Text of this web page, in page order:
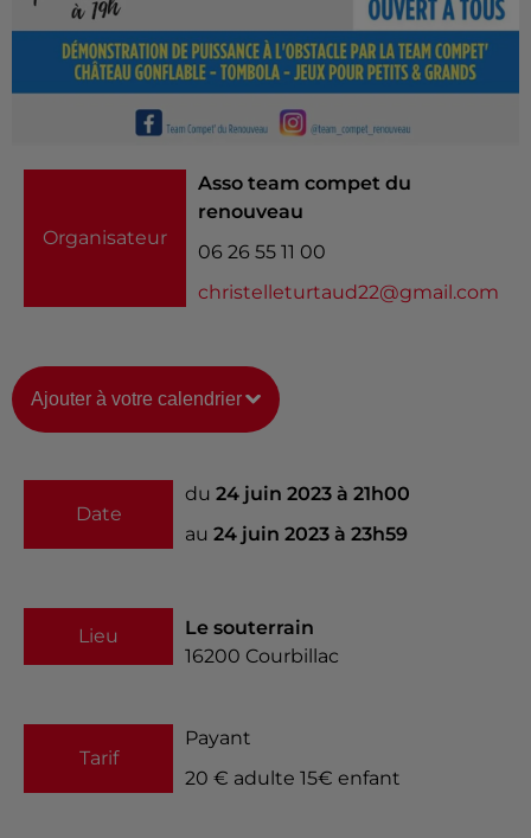
Organisateur
Asso team compet du
renouveau
06 26 55 11 00
christelleturtaud22@gmail.com
Ajouter à votre calendrier
Date
du 24 juin 2023 à 21h00
au 24 juin 2023 à 23h59
Lieu
Le souterrain
16200 Courbillac
Tarif
Payant
20 € adulte 15€ enfant